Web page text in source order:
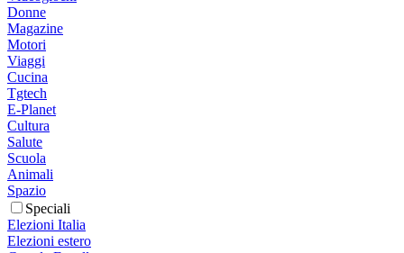
Donne
Magazine
Motori
Viaggi
Cucina
Tgtech
E-Planet
Cultura
Salute
Scuola
Animali
Spazio
Speciali
Elezioni Italia
Elezioni estero